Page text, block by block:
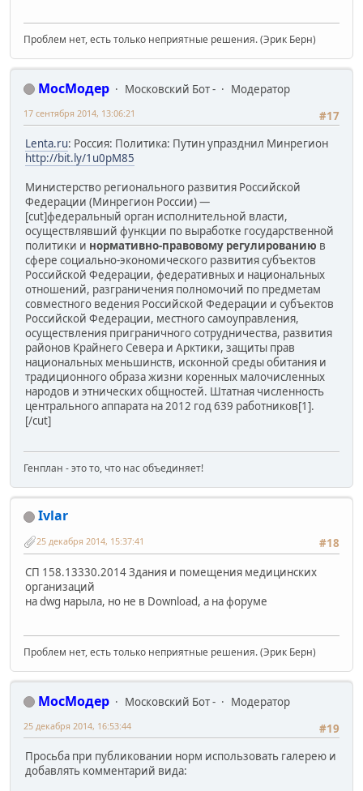
Проблем нет, есть только неприятные решения. (Эрик Берн)
МосМодер Московский Бот -
Модератор
#17
17 сентября 2014, 13:06:21
Lenta.ru: Россия: Политика: Путин упразднил Минрегион
http://bit.ly/1u0pM85
Министерство регионального развития Российской
Федерации (Минрегион России) —
[cut]федеральный орган исполнительной власти,
осуществлявший функции по выработке государственной
политики и нормативно-правовому регулированию в
сфере социально-экономического развития субъектов
Российской Федерации, федеративных и национальных
отношений, разграничения полномочий по предметам
совместного ведения Российской Федерации и субъектов
Российской Федерации, местного самоуправления,
осуществления приграничного сотрудничества, развития
районов Крайнего Севера и Арктики, защиты прав
национальных меньшинств, исконной среды обитания и
традиционного образа жизни коренных малочисленных
народов и этнических общностей. Штатная численность
центрального аппарата на 2012 год 639 работников[1].
[/cut]
Генплан - это то, что нас объединяет!
Ivlar
#18
25 декабря 2014, 15:37:41
СП 158.13330.2014 Здания и помещения медицинских
организаций
на dwg нарыла, но не в Download, а на форуме
Проблем нет, есть только неприятные решения. (Эрик Берн)
МосМодер Московский Бот -
Модератор
#19
25 декабря 2014, 16:53:44
Просьба при публиковании норм использовать галерею и
добавлять комментарий вида: